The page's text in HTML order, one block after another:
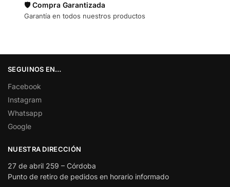
🛡️ Compra Garantizada
Garantía en todos nuestros productos
SEGUINOS EN…
Facebook
Instagram
Whatsapp
Google
NUESTRA DIRECCIÓN
27 de abril 259 – Córdoba
Punto de retiro de pedidos en horario informado